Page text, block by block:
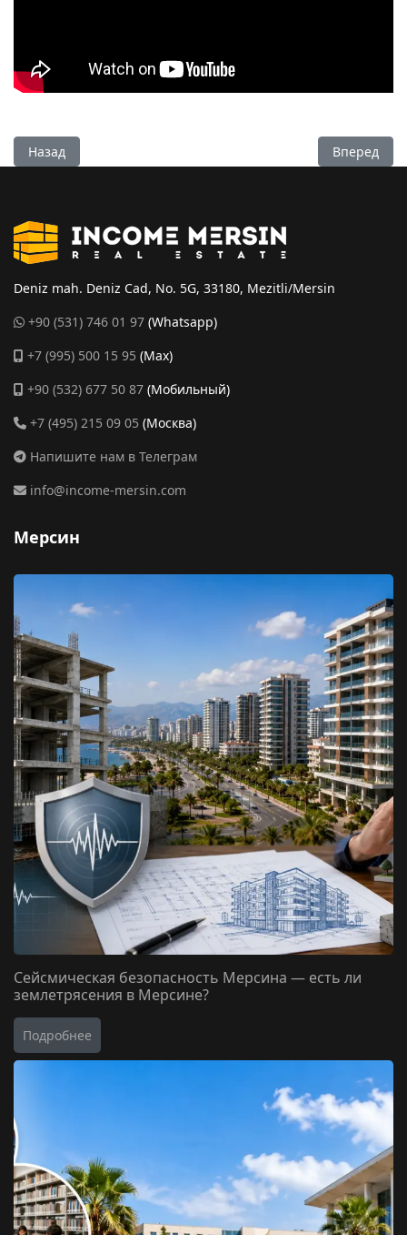
Предыдущий: Комплекс премиум класса у моря. Квартиры
Назад Вперед
Deniz mah. Deniz Cad, No. 5G, 33180, Mezitli/Mersin
+90 (531) 746 01 97 (Whatsapp)
+7 (995) 500 15 95 (Max)
+90 (532) 677 50 87 (Мобильный)
+7 (495) 215 09 05 (Москва)
Напишите нам в Телеграм
info@income-mersin.com
Мерсин
Сейсмическая безопасность Мерсина — есть ли
землетрясения в Мерсине?
Подробнее